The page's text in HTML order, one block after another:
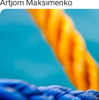
Artjom Maksimenko